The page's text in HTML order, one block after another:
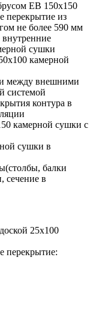
ЕВ 150х150
перекрытие из
не более 590 мм
сушки
камерной
между внешними
системой
контура в
камерной сушки с
сушки в
балки
сечение в
25х100
перекрытие: